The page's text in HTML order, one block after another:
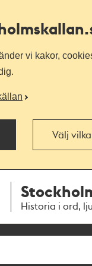
vi kakor,
Välj
Historia i ord,